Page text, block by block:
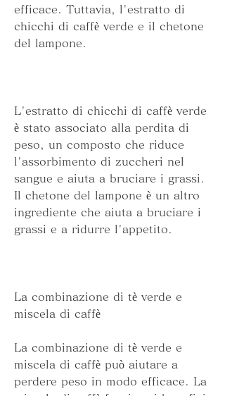
efficace. Tuttavia, l'estratto di
chicchi di caffè verde e il chetone
del lampone.
L'estratto di chicchi di caffè verde
è stato associato alla perdita di
peso, un composto che riduce
l'assorbimento di zuccheri nel
sangue e aiuta a bruciare i grassi.
Il chetone del lampone è un altro
ingrediente che aiuta a bruciare i
grassi e a ridurre l'appetito.
La combinazione di tè verde e
miscela di caffè
La combinazione di tè verde e
miscela di caffè può aiutare a
perdere peso in modo efficace. La